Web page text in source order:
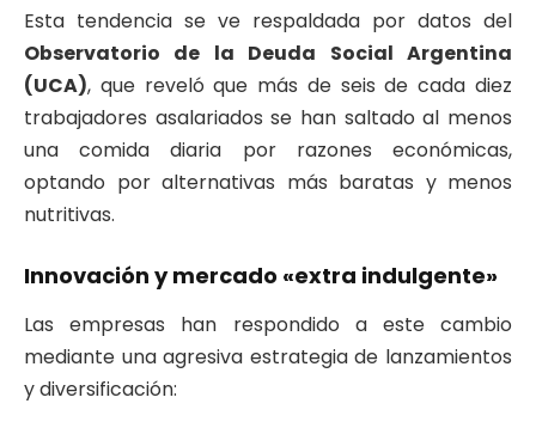
Esta tendencia se ve respaldada por datos del
Observatorio de la Deuda Social Argentina
(UCA), que reveló que más de seis de cada diez
trabajadores asalariados se han saltado al menos
una comida diaria por razones económicas,
optando por alternativas más baratas y menos
nutritivas.
Innovación y mercado «extra indulgente»
Las empresas han respondido a este cambio
mediante una agresiva estrategia de lanzamientos
y diversificación: